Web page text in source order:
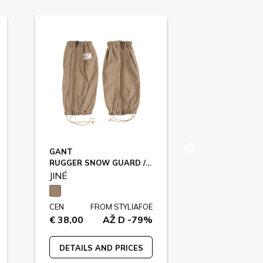
GANT
RUGGER SNOW GUARD / 099460
JINÉ
CEN
€ 38,00
FROM STYLIAFOE
AŽ D -79%
DETAILS AND PRICES